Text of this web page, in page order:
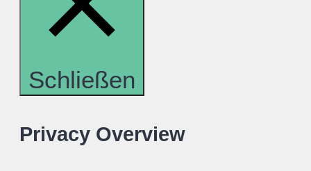
Schließen
Privacy Overview